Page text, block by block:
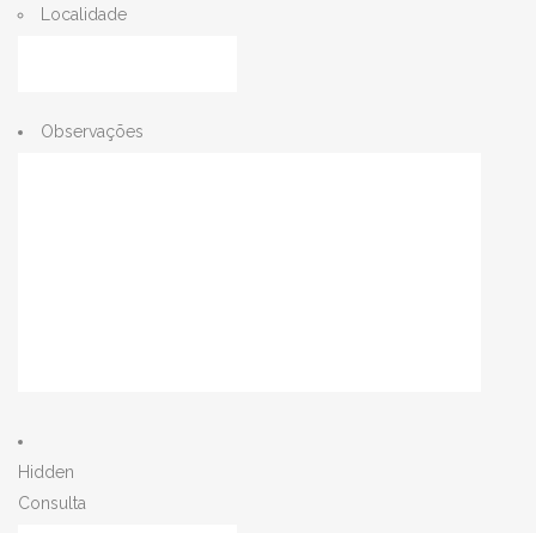
Localidade
Observações
Hidden
Consulta